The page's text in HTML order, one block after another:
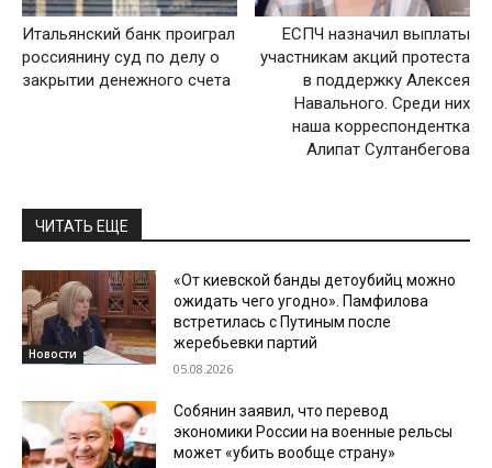
Итальянский банк проиграл
россиянину суд по делу о
закрытии денежного счета
ЕСПЧ назначил выплаты
участникам акций протеста
в поддержку Алексея
Навального. Среди них
наша корреспондентка
Алипат Султанбегова
ЧИТАТЬ ЕЩЕ
Новости
«От киевской банды детоубийц можно
ожидать чего угодно». Памфилова
встретилась с Путиным после
жеребьевки партий
05.08.2026
Собянин заявил, что перевод
экономики России на военные рельсы
может «убить вообще страну»